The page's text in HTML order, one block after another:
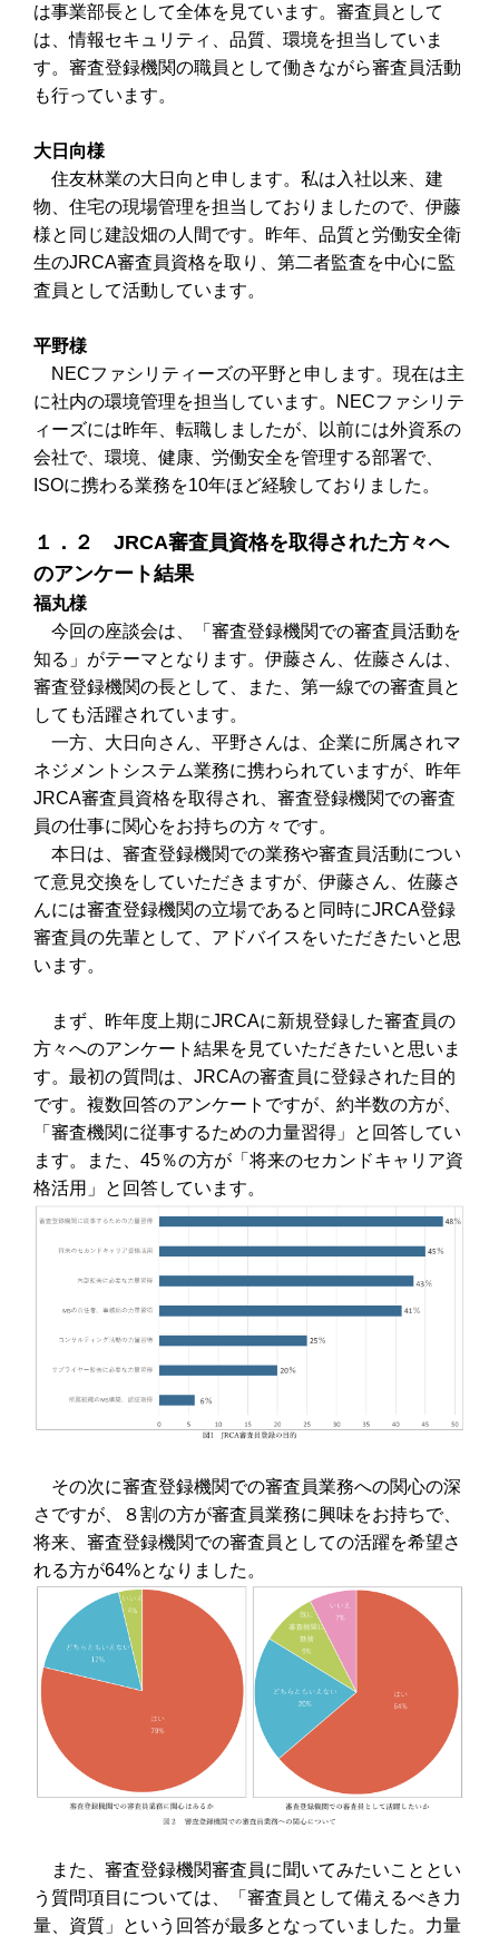
は事業部長として全体を見ています。審査員として
は、情報セキュリティ、品質、環境を担当していま
す。審査登録機関の職員として働きながら審査員活動
も行っています。
大日向様
住友林業の大日向と申します。私は入社以来、建
物、住宅の現場管理を担当しておりましたので、伊藤
様と同じ建設畑の人間です。昨年、品質と労働安全衛
生のJRCA審査員資格を取り、第二者監査を中心に監
査員として活動しています。
平野様
NECファシリティーズの平野と申します。現在は主
に社内の環境管理を担当しています。NECファシリテ
ィーズには昨年、転職しましたが、以前には外資系の
会社で、環境、健康、労働安全を管理する部署で、
ISOに携わる業務を10年ほど経験しておりました。
１．２ JRCA審査員資格を取得された方々へ
のアンケート結果
福丸様
今回の座談会は、「審査登録機関での審査員活動を
知る」がテーマとなります。伊藤さん、佐藤さんは、
審査登録機関の長として、また、第一線での審査員と
しても活躍されています。
一方、大日向さん、平野さんは、企業に所属されマ
ネジメントシステム業務に携わられていますが、昨年
JRCA審査員資格を取得され、審査登録機関での審査
員の仕事に関心をお持ちの方々です。
本日は、審査登録機関での業務や審査員活動につい
て意見交換をしていただきますが、伊藤さん、佐藤さ
んには審査登録機関の立場であると同時にJRCA登録
審査員の先輩として、アドバイスをいただきたいと思
います。
まず、昨年度上期にJRCAに新規登録した審査員の
方々へのアンケート結果を見ていただきたいと思いま
す。最初の質問は、JRCAの審査員に登録された目的
です。複数回答のアンケートですが、約半数の方が、
「審査機関に従事するための力量習得」と回答してい
ます。また、45％の方が「将来のセカンドキャリア資
格活用」と回答しています。
その次に審査登録機関での審査員業務への関心の深
さですが、８割の方が審査員業務に興味をお持ちで、
将来、審査登録機関での審査員としての活躍を希望さ
れる方が64%となりました。
また、審査登録機関審査員に聞いてみたいこととい
う質問項目については、「審査員として備えるべき力
量、資質」という回答が最多となっていました。力量